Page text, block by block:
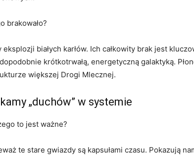
brakowało?
eksplozji białych karłów. Ich całkowity brak jest
krótkotrwałą, energetyczną galaktyką.
większej Drogi Mlecznej.
„duchów” w systemie
to jest ważne?
te stare gwiazdy są kapsułami czasu. Pokazują